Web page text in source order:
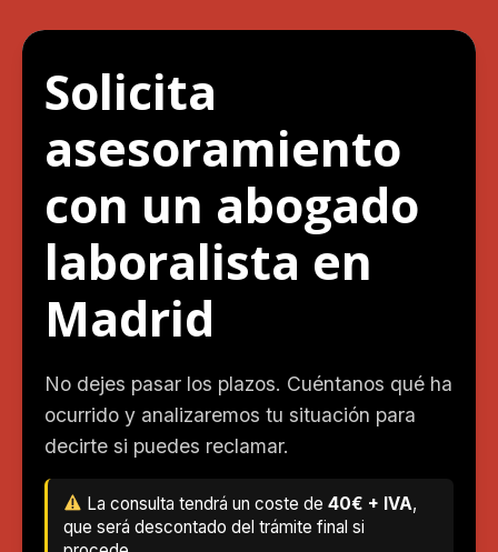
Solicita
asesoramiento
con un abogado
laboralista en
Madrid
No dejes pasar los plazos. Cuéntanos qué ha
ocurrido y analizaremos tu situación para
decirte si puedes reclamar.
La consulta tendrá un coste de40€ + IVA,
que será descontado del trámite final si